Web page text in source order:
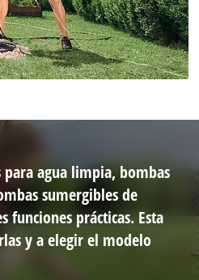
para agua limpia, bombas
sumergibles de
funciones prácticas. Esta
y a elegir el modelo